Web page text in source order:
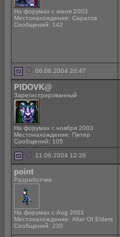
На форумах с июля 2003
Местонахождение: Саратов
Сообщений: 142
06.06.2004 20:47
PIDOVK@
Зарегистрированный
На форумах с ноября 2003
Местонахождение: Питер
Сообщений: 105
11.06.2004 12:26
point
Разработчик
На форумах с Aug 2001
Местонахождение: Altar Of Elders
Сообщений: 230